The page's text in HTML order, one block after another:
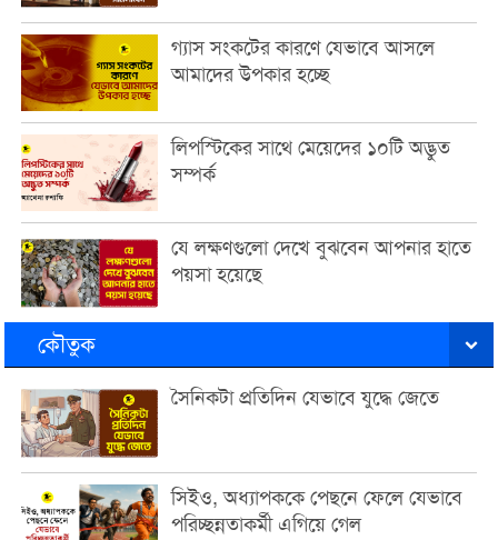
গ্যাস সংকটের কারণে যেভাবে আসলে
আমাদের উপকার হচ্ছে
লিপস্টিকের সাথে মেয়েদের ১০টি অদ্ভুত
সম্পর্ক
যে লক্ষণগুলো দেখে বুঝবেন আপনার হাতে
পয়সা হয়েছে
কৌতুক
সৈনিকটা প্রতিদিন যেভাবে যুদ্ধে জেতে
সিইও, অধ্যাপককে পেছনে ফেলে যেভাবে
পরিচ্ছন্নতাকর্মী এগিয়ে গেল